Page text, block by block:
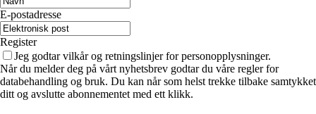
E-postadresse
Register
Jeg godtar vilkår og retningslinjer for personopplysninger.
Når du melder deg på vårt nyhetsbrev godtar du våre regler for
databehandling og bruk. Du kan når som helst trekke tilbake samtykket
ditt og avslutte abonnementet med ett klikk.